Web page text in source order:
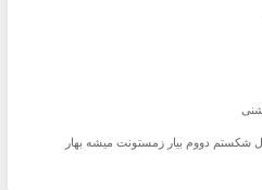
شکستم دووم بیار زمستونت میشه بهار